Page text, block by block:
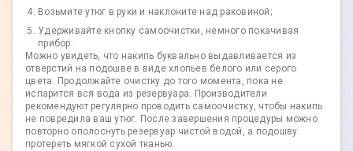
Возьмите утюг в руки и наклоните над раковиной;
Удерживайте кнопку самоочистки, немного покачивая
прибор.
Можно увидеть, что накипь буквально выдавливается из
отверстий на подошве в виде хлопьев белого или серого
цвета. Продолжайте очистку до того момента, пока не
испарится вся вода из резервуара. Производители
рекомендуют регулярно проводить самоочистку, чтобы накипь
не повредила ваш утюг. После завершения процедуры можно
повторно ополоснуть резервуар чистой водой, а подошву
протереть мягкой сухой тканью.